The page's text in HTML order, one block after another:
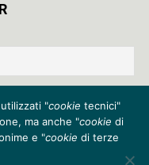
"cookie tecnici"
ma anche "cookie di
e "cookie di terze